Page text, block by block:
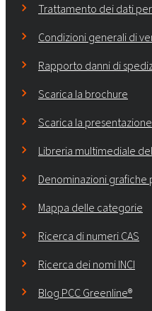
Trattamento dei dati
Condizioni generali di
Rapporto danni di
Scarica la brochure
Scarica la presentazione
Libreria multimediale
Denominazioni grafiche
Mappa delle categorie
Ricerca di numeri CAS
Ricerca dei nomi INCI
Blog PCC Greenline®